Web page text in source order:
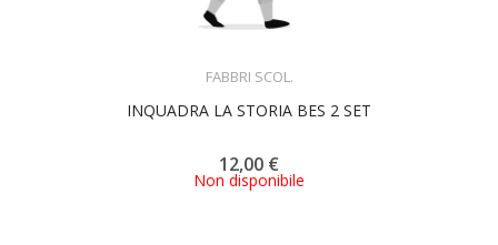
FABBRI SCOL.
INQUADRA LA STORIA BES 2 SET
12,00 €
Non disponibile